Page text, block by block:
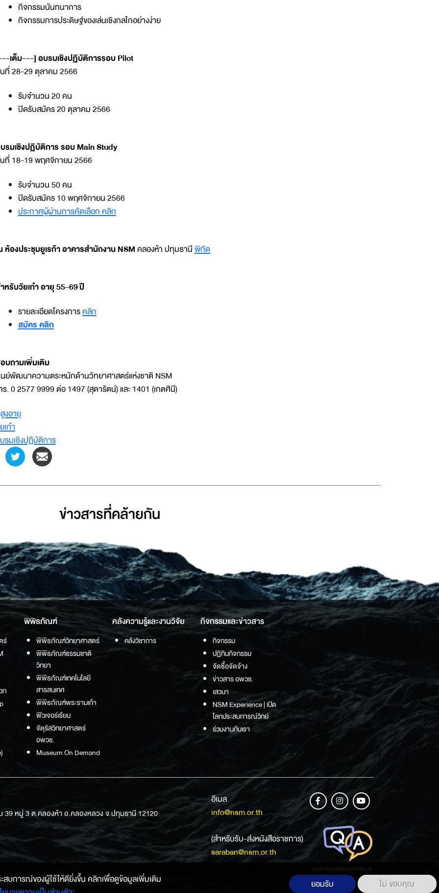
กิจกรรมนันทนาการ
กิจกรรมการประดิษฐ์ของเล่นเชิงกลไกอย่างง่าย
เต็ม---] อบรมเชิงปฏิบัติการรอบ Pilot
ที่ 28-29 ตุลาคม 2566
รับจำนวน 20 คน
ปิดรับสมัคร 20 ตุลาคม 2566
รมเชิงปฏิบัติการ รอบ Main Study
ที่ 18-19 พฤศจิกายน 2566
รับจำนวน 50 คน
ปิดรับสมัคร 10 พฤศจิกายน 2566
ประกาศผู้ผ่านการคัดเลือก คลิก
องประชุมยูเรก้า อาคารสำนักงาน NSM คลองห้า ปทุมธานีพิกัด
หรับวัยเก๋า อายุ 55-69 ปี
รายละเอียดโครงการคลิก
สมัคร คลิก
บถามเพิ่มเติม
ย์พัฒนาความตระหนักด้านวิทยาศาสตร์แห่งชาติ NSM
ร. 0 2577 9999 ต่อ 1497 (สุดารัตน์) และ 1401 (เกตศินี)
งอายุ
เก๋า
รมเชิงปฏิบัติการ
ข่าวสารที่่คล้ายกัน
ร์
ก
พิพิธภัณฑ์
พิพิธภัณฑ์วิทยาศาสตร์
พิพิธภัณฑ์ธรรมชาติ
วิทยา
พิพิธภัณฑ์เทคโนโลยี
สารสนเทศ
พิพิธภัณฑ์พระรามเก้า
ฟิวเจอร์เรียม
จัตุรัสวิทยาศาสตร์
อพวช.
Museum On Demand
คลังความรู้และงานวิจัย
คลังวิชาการ
กิจกรรมและข่าวสาร
กิจกรรม
ปฏิทินกิจกรรม
จัดซื้อจัดจ้าง
ข่าวสาร อพวช.
เสวนา
NSM Experience | เปิด
โลกประสบการณ์วิทย์
ร่วมงานกับเรา
39 หมู่ 3 ต.คลองห้า อ.คลองหลวง จ.ปทุมธานี 12120
อีเมล
info@nsm.or.th
(สำหรับรับ-ส่งหนังสือราชการ)
saraban@nsm.or.th
ช่องทางการสอบถามข้อมูล
สบการณ์ของผู้ใช้ให้ดียิ่งขึ้น คลิกเพื่อดูข้อมูลเพิ่มเติม
ยอมรับ ไม่ ขอบคุณ